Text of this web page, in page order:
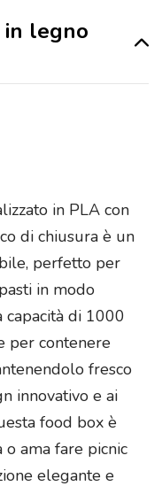
in legno
in PLA con
di chiusura è un
perfetto per
in modo
capacità di 1000
per contenere
fresco
innovativo e ai
food box è
ama fare picnic
elegante e